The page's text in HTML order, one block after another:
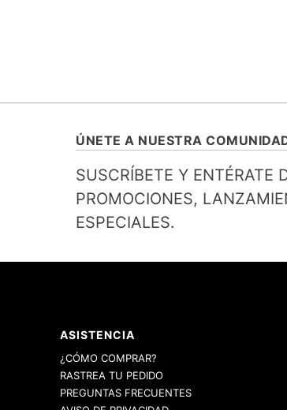
ÚNETE A NUESTRA
SUSCRÍBETE Y ENTÉRATE
PROMOCIONES,
ESPECIALES.
ASISTENCIA
¿CÓMO COMPRAR?
RASTREA TU PEDIDO
PREGUNTAS FRECUENTES